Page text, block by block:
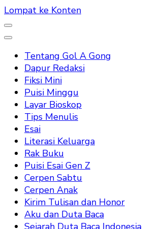
Lompat ke Konten
Tentang Gol A Gong
Dapur Redaksi
Fiksi Mini
Puisi Minggu
Layar Bioskop
Tips Menulis
Esai
Literasi Keluarga
Rak Buku
Puisi Esai Gen Z
Cerpen Sabtu
Cerpen Anak
Kirim Tulisan dan Honor
Aku dan Duta Baca
Sejarah Duta Baca Indonesia